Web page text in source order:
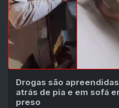
Drogas são
atrás de pia e em sofá
preso